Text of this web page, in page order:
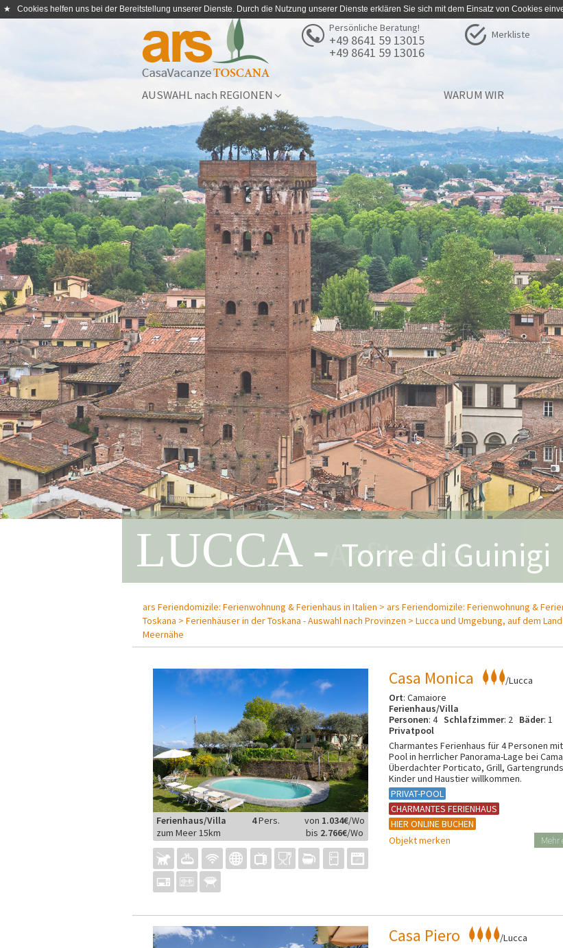
★ Cookies helfen uns bei der Bereitstellung unserer Dienste. Durch die Nutzung unserer Dienste erklären Sie sich mit dem Einsatz von Cookies
Persönliche Beratung!
+49 8641 59 13015
+49 8641 59 13016
Merkliste
AUSWAHL nach REGIONEN WARUM WIR
LUCCA - Anfiteatro
ars Feriendomizile: Ferienwohnung & Ferienhaus in Italien > ars Feriendomizile: Ferienwohnung &
Toskana > Ferienhäuser in der Toskana - Auswahl nach Provinzen > Lucca und Umgebung, auf dem
Meernähe
Ferienhaus/Villa 4Pers. von 1.034€/Wo
bis 2.766€/Wo
zum Meer 15km
Casa Monica
/Lucca
Ort: Camaiore
Ferienhaus/Villa
Personen: 4Schlafzimmer: 2 Bäder: 1
Privatpool
Charmantes Ferienhaus für 4 Personen
Pool in herrlicher Panorama-Lage bei
Überdachter Porticato, Grill,
Kinder und Haustier willkommen.
PRIVAT-POOL
CHARMANTES FERIENHAUS
HIER ONLINE BUCHEN
Objekt merken
Mehr
Casa Piero
/Lucca